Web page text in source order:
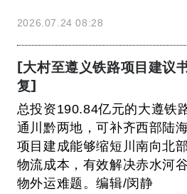
2026.07.24 08:28
[大村至遵义铁路项目建议
复]
总投资190.84亿元的大遵铁
通川黔两地，可补齐西部陆
项目建成能够缩短川南向北
物流成本，有效解决赤水河
物外运难题。编辑/闵静